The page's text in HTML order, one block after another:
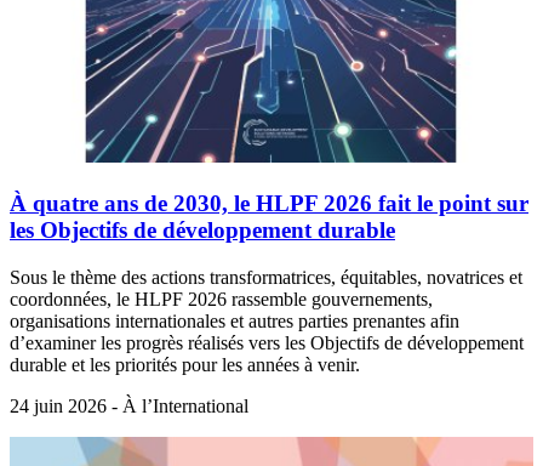
À quatre ans de 2030, le HLPF 2026 fait le point sur
les Objectifs de développement durable
Sous le thème des actions transformatrices, équitables, novatrices et
coordonnées, le HLPF 2026 rassemble gouvernements,
organisations internationales et autres parties prenantes afin
d’examiner les progrès réalisés vers les Objectifs de développement
durable et les priorités pour les années à venir.
24 juin 2026 - À l’International